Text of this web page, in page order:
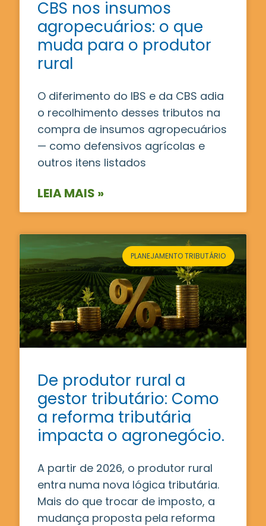
CBS nos insumos
agropecuários: o que
muda para o produtor
rural
O diferimento do IBS e da CBS adia
o recolhimento desses tributos na
compra de insumos agropecuários
— como defensivos agrícolas e
outros itens listados
LEIA MAIS »
PLANEJAMENTO TRIBUTÁRIO
De produtor rural a
gestor tributário: Como
a reforma tributária
impacta o agronegócio.
A partir de 2026, o produtor rural
entra numa nova lógica tributária.
Mais do que trocar de imposto, a
mudança proposta pela reforma